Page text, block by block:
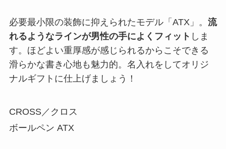
必要最小限の装飾に抑えられたモデル「ATX」。 流
れるようなラインが男性の手によくフィット しま
す。ほどよい重厚感が感じられるからこそできる
滑らかな書き心地も魅力的。名入れをしてオリジ
ナルギフトに仕上げましょう！
CROSS／クロス
ボールペン ATX